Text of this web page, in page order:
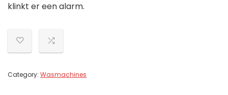
klinkt er een alarm.
Category: Wasmachines